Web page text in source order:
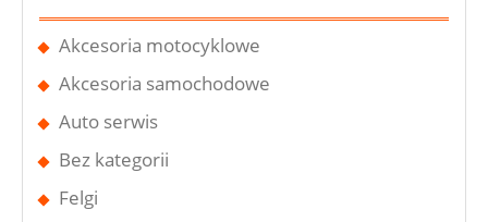
Akcesoria motocyklowe
Akcesoria samochodowe
Auto serwis
Bez kategorii
Felgi